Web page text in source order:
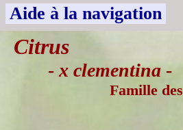
Aide à la navigation
Citrus
- x clementina-
Famille des